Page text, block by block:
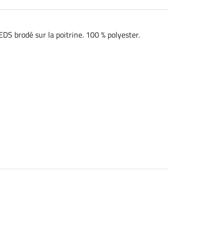
brodé sur la poitrine. 100 % polyester.